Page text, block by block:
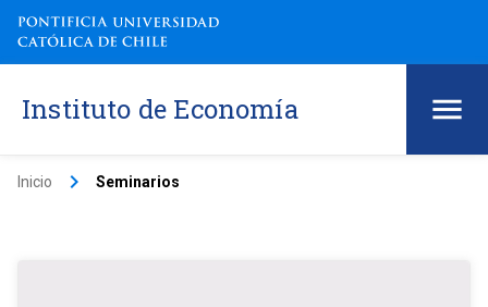
Instituto de Economía
Inicio keyboard_arrow_right Seminarios